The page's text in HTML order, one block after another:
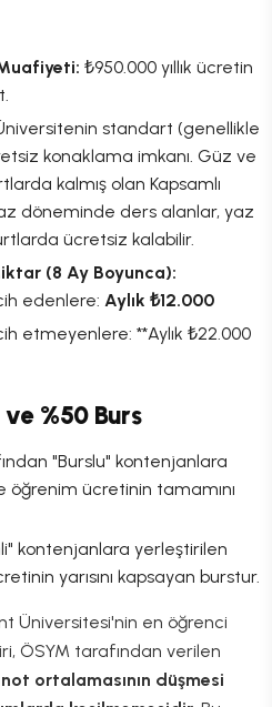
₺950.000 yıllık ücretin
standart (genellikle
konaklama imkanı. Güz ve
kalmış olan Kapsamlı
döneminde ders alanlar, yaz
ücretsiz kalabilir.
(8 Ay Boyunca):
edenlere: Aylık ₺12.000
etmeyenlere: **Aylık ₺22.000
%50 Burs
"Burslu" kontenjanlara
ücretinin tamamını
kontenjanlara yerleştirilen
yarısını kapsayan burstur.
Üniversitesi'nin en öğrenci
ÖSYM tarafından verilen
ortalamasının düşmesi